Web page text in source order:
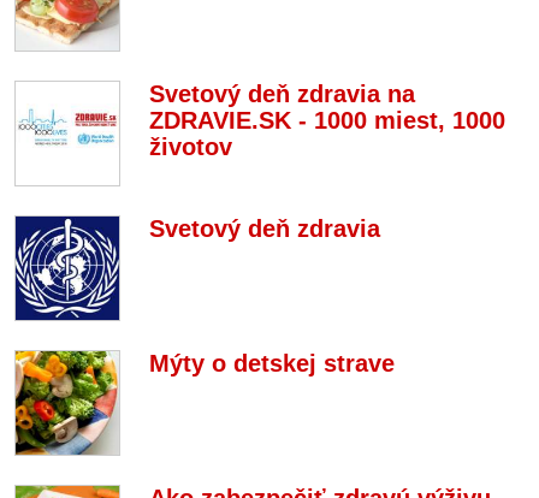
Svetový deň zdravia na
ZDRAVIE.SK - 1000 miest, 1000
životov
Svetový deň zdravia
Mýty o detskej strave